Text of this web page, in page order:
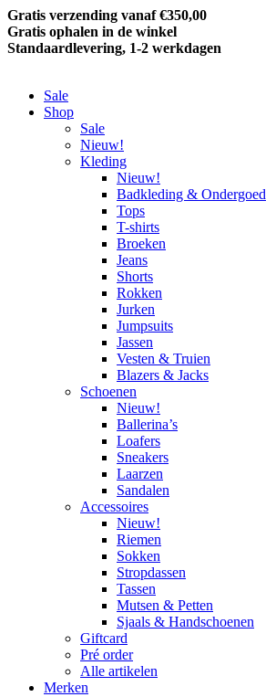
Gratis verzending vanaf €350,00
Gratis ophalen in de winkel
Standaardlevering, 1-2 werkdagen
Sale
Shop
Sale
Nieuw!
Kleding
Nieuw!
Badkleding & Ondergoed
Tops
T-shirts
Broeken
Jeans
Shorts
Rokken
Jurken
Jumpsuits
Jassen
Vesten & Truien
Blazers & Jacks
Schoenen
Nieuw!
Ballerina’s
Loafers
Sneakers
Laarzen
Sandalen
Accessoires
Nieuw!
Riemen
Sokken
Stropdassen
Tassen
Mutsen & Petten
Sjaals & Handschoenen
Giftcard
Pré order
Alle artikelen
Merken